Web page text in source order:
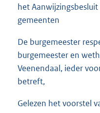
het
gemeenten
De burgemeester
burgemeester en
Veenendaal, ieder
betreft,
Gelezen het voorstel